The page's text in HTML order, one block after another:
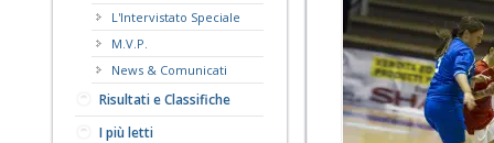
L'Intervistato Speciale
M.V.P.
News & Comunicati
Risultati e Classifiche
I più letti